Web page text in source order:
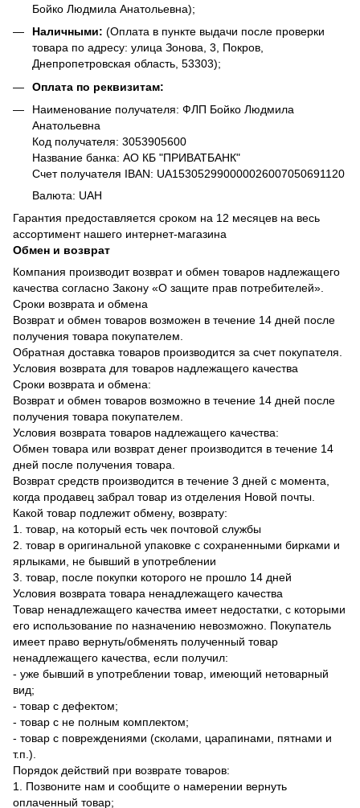
Бойко Людмила Анатольевна);
Наличными: (Оплата в пункте выдачи после проверки
товара по адресу: улица Зонова, 3, Покров,
Днепропетровская область, 53303);
Оплата по реквизитам:
Наименование получателя: ФЛП Бойко Людмила
Анатольевна
Код получателя: 3053905600
Название банка: АО КБ "ПРИВАТБАНК"
Счет получателя IBAN: UA153052990000026007050691120
Валюта: UAH
Гарантия предоставляется сроком на 12 месяцев на весь
ассортимент нашего интернет-магазина
Обмен и возврат
Компания производит возврат и обмен товаров надлежащего
качества согласно Закону «О защите прав потребителей».
Сроки возврата и обмена
Возврат и обмен товаров возможен в течение 14 дней после
получения товара покупателем.
Обратная доставка товаров производится за счет покупателя.
Условия возврата для товаров надлежащего качества
Сроки возврата и обмена:
Возврат и обмен товаров возможно в течение 14 дней после
получения товара покупателем.
Условия возврата товаров надлежащего качества:
Обмен товара или возврат денег производится в течение 14
дней после получения товара.
Возврат средств производится в течение 3 дней с момента,
когда продавец забрал товар из отделения Новой почты.
Какой товар подлежит обмену, возврату:
1. товар, на который есть чек почтовой службы
2. товар в оригинальной упаковке с сохраненными бирками и
ярлыками, не бывший в употреблении
3. товар, после покупки которого не прошло 14 дней
Условия возврата товара ненадлежащего качества
Товар ненадлежащего качества имеет недостатки, с которыми
его использование по назначению невозможно. Покупатель
имеет право вернуть/обменять полученный товар
ненадлежащего качества, если получил:
- уже бывший в употреблении товар, имеющий нетоварный
вид;
- товар с дефектом;
- товар с не полным комплектом;
- товар с повреждениями (сколами, царапинами, пятнами и
т.п.).
Порядок действий при возврате товаров:
1. Позвоните нам и сообщите о намерении вернуть
оплаченный товар;